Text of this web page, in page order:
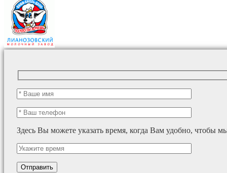
Здесь Вы можете указать время, когда Вам удобно, чтобы